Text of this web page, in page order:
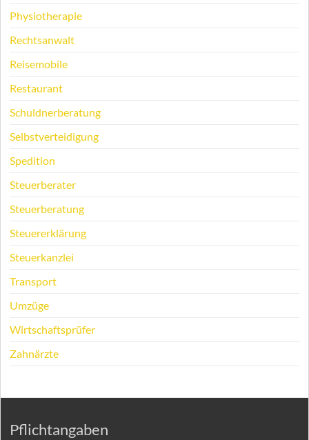
Physiotherapie
Rechtsanwalt
Reisemobile
Restaurant
Schuldnerberatung
Selbstverteidigung
Spedition
Steuerberater
Steuerberatung
Steuererklärung
Steuerkanzlei
Transport
Umzüge
Wirtschaftsprüfer
Zahnärzte
Pflichtangaben